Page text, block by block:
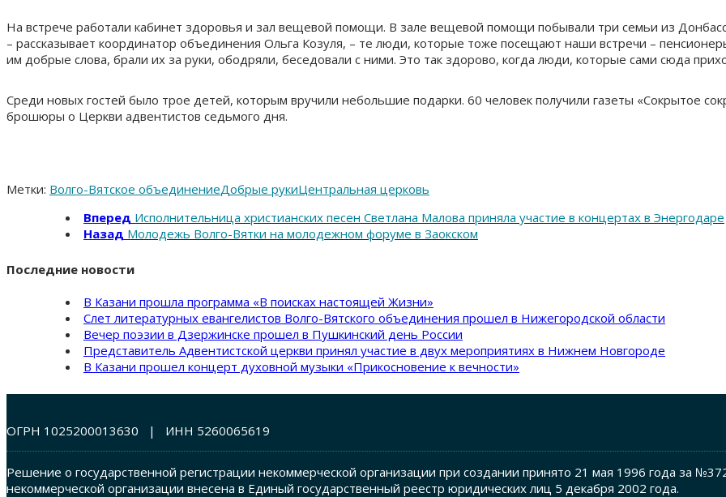
На встрече работали кабинет здоровья и зал вещевой помощи. В зале вещевой помощи побывали три семьи из
– рассказывает координатор объединения Ольга Козуля, – те люди, которые тоже посещают наши встречи –
им добрые слова, брали их за руки, ободряли, беседовали с ними. Это так здорово, когда люди, которые сами сюда
Среди новых гостей было трое детей, которым вручили небольшие подарки. 60 человек получили газеты «Сокрытое
брошюры о Церкви адвентистов седьмого дня.
Метки: Волго-Вятское объединениеДобрые рукиЦентральная церковь
Вперед Исполнительница христианских песен Светлана Малова приняла участие в концертах в Энергодаре
Назад Молодежь Волго-Вятки на молодежном форуме в Заокском
Последние новости
В Казани прошла программа «В поисках настоящей Жизни»
Слет литературных евангелистов Волго-Вятского объединения прошел в Нижегородской области
Вечер поэзии в Дзержинске прошел в Пушкинский день России
Представитель Адвентистской церкви принял участие в двух мероприятиях в Нижнем Новгороде
В Казани прошел концерт духовной музыки «Прикосновение к вечности»
ОГРН 1025200013630 | ИНН 5260065619
Решение о государственной регистрации некоммерческой организации при создании принято 21 мая 1996 года за
некоммерческой организации внесена в Единый государственный реестр юридических лиц 5 декабря 2002 года.